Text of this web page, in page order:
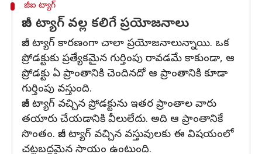
జీఐ ట్యాగ్
జీఐ ట్యాగ్ వల్ల కలిగే ప్రయోజనాలు
జీఐ ట్యాగ్ కారణంగా చాలా ప్రయోజనాలున్నాయి. ఒక
ప్రోడక్టుకు ప్రత్యేకమైన గుర్తింపు రావడమే కాకుండా, ఆ
ప్రోడక్టు ఏ ప్రాంతానికి చెందినదో ఆ ప్రాంతానికి కూడా
గుర్తింపు వస్తుంది.
జీఐ ట్యాగ్ వచ్చిన ప్రోడక్టును ఇతర ప్రాంతాల వారు
తయారు చేయడానికి వీలులేదు. అది ఆ ప్రాంతానికే
సొంతం. జీఐ ట్యాగ్ వచ్చిన వస్తువులకు ఈ విషయంలో
చట్టబద్దమైన సాయం ఉంటుంది.